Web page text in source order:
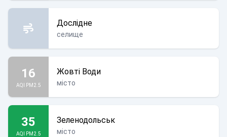
Дослідне
селище
16
AQI PM2.5
Жовті Води
місто
35
AQI PM2.5
Зеленодольськ
місто